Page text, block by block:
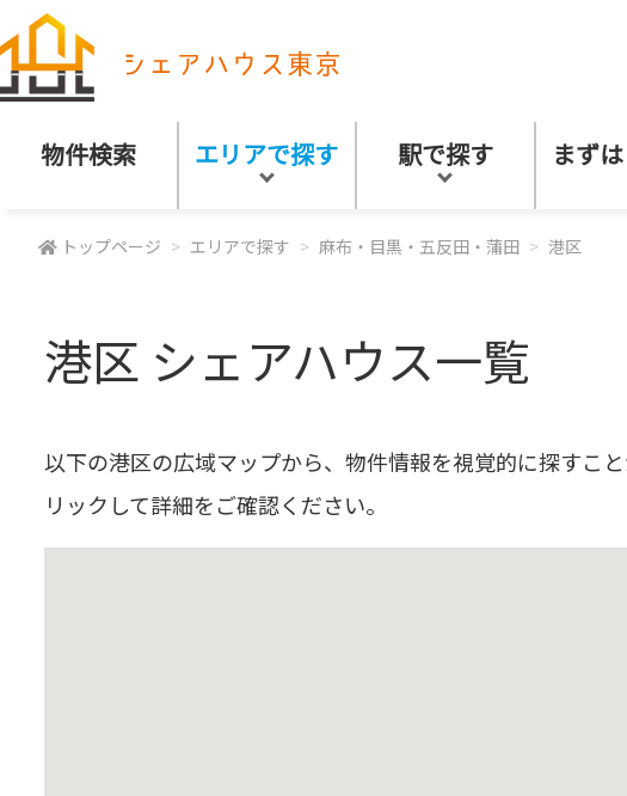
物件検索 エリアで探す 駅で探す まず
トップページ エリアで探す 麻布・目黒・五反田・蒲田 港区
港区 シェアハウス一覧
以下の港区の広域マップから、物件情報を視覚的に探すこ
リックして詳細をご確認ください。